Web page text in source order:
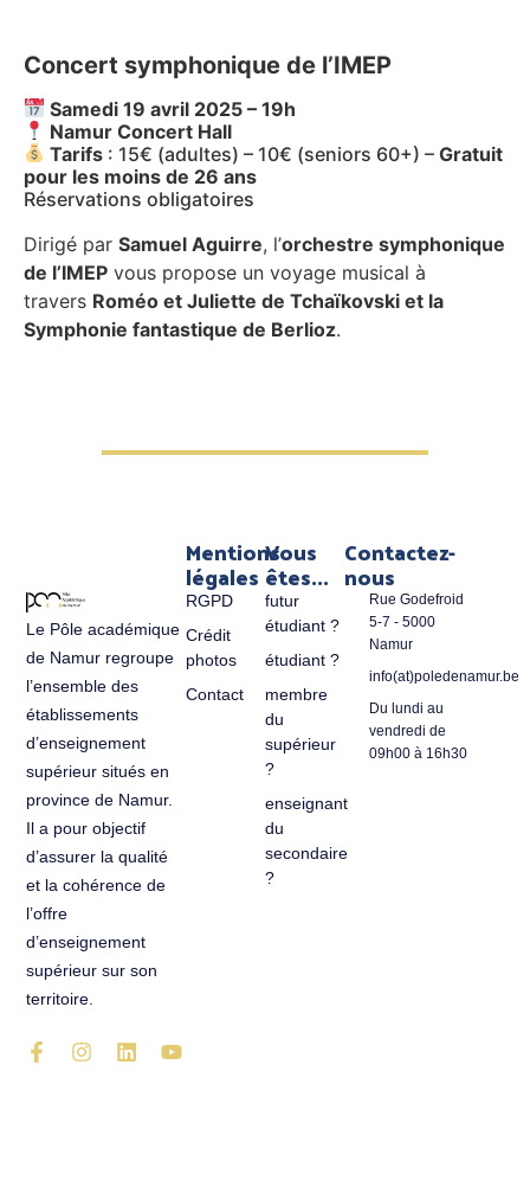
Concert symphonique de l’IMEP
Samedi 19 avril 2025 – 19h
Namur Concert Hall
Tarifs : 15€ (adultes) – 10€ (seniors 60+) –Gratuit
pour les moins de 26 ans
Réservations obligatoires
Dirigé par Samuel Aguirre, l’orchestre symphonique
de l’IMEP vous propose un voyage musical à
travers Roméo et Juliette de Tchaïkovski et la
Symphonie fantastique de Berlioz.
Le Pôle académique
de Namur regroupe
l’ensemble des
établissements
d’enseignement
supérieur situés en
province de Namur.
Il a pour objectif
d’assurer la qualité
et la cohérence de
l’offre
d’enseignement
supérieur sur son
territoire.
Vous
êtes...
futur
étudiant ?
étudiant ?
membre
du
supérieur
?
enseignant
du
secondaire
?
Mentions
légales
RGPD
Crédit
photos
Contact
Contactez-
nous
Rue Godefroid
5-7 - 5000
Namur
info(at)poledenamur.be
Du lundi au
vendredi de
09h00 à 16h30